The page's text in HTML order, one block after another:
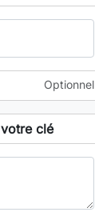
Optionnel
clé